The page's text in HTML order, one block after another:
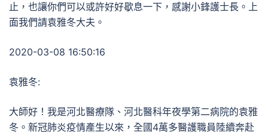
止，也讓你們可以或許好好歇息一下，感謝小鋒護士長。上
面我們請袁雅冬大夫。
2020-03-08 16:50:16
袁雅冬:
大師好！我是河北醫療隊、河北醫科年夜學第二病院的袁雅
冬。新冠肺炎疫情產生以來，全國4萬多醫護職員陸續奔赴